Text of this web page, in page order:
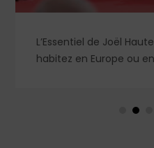
L’Essentiel de Joël
habitez en Europe ou
événements aux Pays-